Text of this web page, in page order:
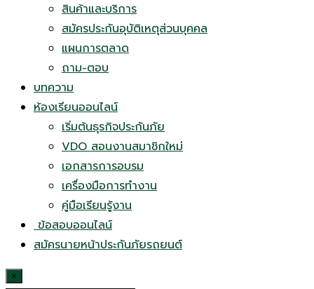
สินค้าและบริการ
สมัครประกันอุบัติเหตุส่วนบุคคล
แผนการตลาด
ถาม-ตอบ
บทความ
ห้องเรียนออนไลน์
เริ่มต้นธุรกิจประกันภัย
VDO สอนงานสมาชิกใหม่
เอกสารการอบรม
เครื่องมือการทำงาน
คู่มือเรียนรู้งาน
ข้อสอบออนไลน์
สมัครนายหน้าประกันภัยรถยนต์
×